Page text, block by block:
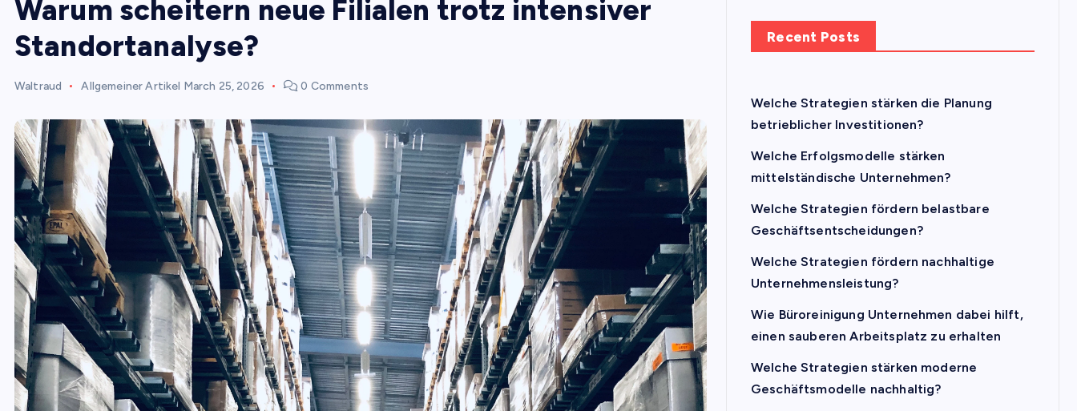
Warum scheitern neue Filialen trotz intensiver
Standortanalyse?
Waltraud Allgemeiner Artikel March 25, 2026 0 Comments
Recent Posts
Welche Strategien stärken die Planung
betrieblicher Investitionen?
Welche Erfolgsmodelle stärken
mittelständische Unternehmen?
Welche Strategien fördern belastbare
Geschäftsentscheidungen?
Welche Strategien fördern nachhaltige
Unternehmensleistung?
Wie Büroreinigung Unternehmen dabei hilft,
einen sauberen Arbeitsplatz zu erhalten
Welche Strategien stärken moderne
Geschäftsmodelle nachhaltig?